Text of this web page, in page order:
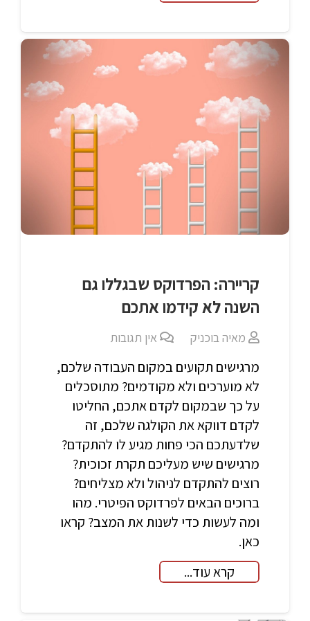
קריירה: הפרדוקס שבגללו גם
השנה לא קידמו אתכם
מאיה בוכניק אין תגובות
מרגישים תקועים במקום העבודה שלכם,
לא מוערכים ולא מקודמים? מתוסכלים
על כך שבמקום לקדם אתכם, החליטו
לקדם דווקא את הקולגה שלכם, זה
שלדעתכם הכי פחות מגיע לו להתקדם?
מרגישים שיש מעליכם תקרת זכוכית?
רוצים להתקדם לניהול ולא מצליחים?
ברוכים הבאים לפרדוקס הפיטרי. מהו
ומה לעשות כדי לשנות את המצב? קראו
כאן.
קרא עוד...